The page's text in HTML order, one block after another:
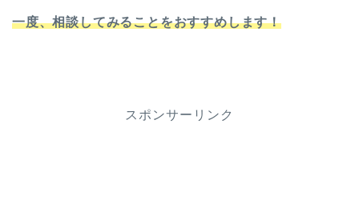
一度、相談してみることをおすすめします！
スポンサーリンク